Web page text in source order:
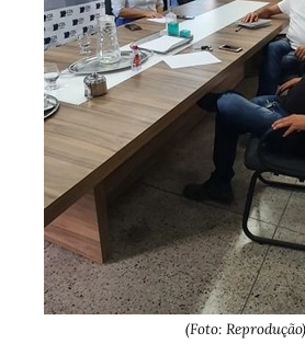
(Foto: Reprodução)